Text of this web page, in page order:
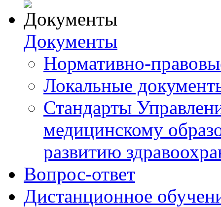
Документы
Нормативно-
Локальные
Стандарты
медицинскому
развитию
Вопрос-ответ
Дистанционное